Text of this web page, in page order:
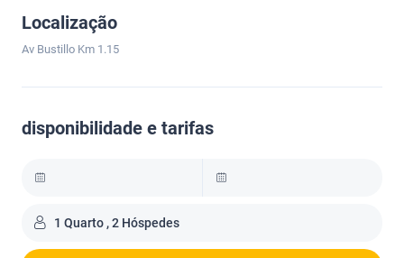
Localização
Av Bustillo Km 1.15
disponibilidade e tarifas
1 Quarto , 2 Hóspedes